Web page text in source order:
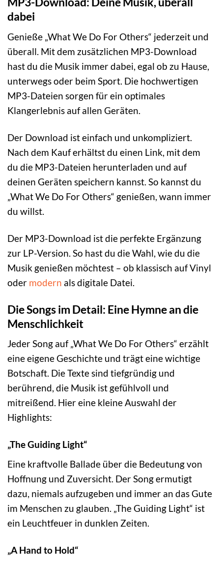
dabei
Genieße „What We Do For Others“ jederzeit und
überall. Mit dem zusätzlichen MP3-Download
hast du die Musik immer dabei, egal ob zu Hause,
unterwegs oder beim Sport. Die hochwertigen
MP3-Dateien sorgen für ein optimales
Klangerlebnis auf allen Geräten.
Der Download ist einfach und unkompliziert.
Nach dem Kauf erhältst du einen Link, mit dem
du die MP3-Dateien herunterladen und auf
deinen Geräten speichern kannst. So kannst du
„What We Do For Others“ genießen, wann immer
du willst.
Der MP3-Download ist die perfekte Ergänzung
zur LP-Version. So hast du die Wahl, wie du die
Musik genießen möchtest – ob klassisch auf Vinyl
oder modern als digitale Datei.
Die Songs im Detail: Eine Hymne an die
Menschlichkeit
Jeder Song auf „What We Do For Others“ erzählt
eine eigene Geschichte und trägt eine wichtige
Botschaft. Die Texte sind tiefgründig und
berührend, die Musik ist gefühlvoll und
mitreißend. Hier eine kleine Auswahl der
Highlights:
„The Guiding Light“
Eine kraftvolle Ballade über die Bedeutung von
Hoffnung und Zuversicht. Der Song ermutigt
dazu, niemals aufzugeben und immer an das Gute
im Menschen zu glauben. „The Guiding Light“ ist
ein Leuchtfeuer in dunklen Zeiten.
„A Hand to Hold“